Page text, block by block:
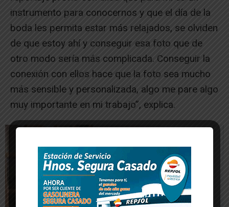
instrumento para conocernos y que el día de la
boda les permita estar más relajados, se olviden
de que estoy ahí y conseguir esa foto que de
otro modo sería más complicada. Conseguir la
conexión con ellos hace que la foto sea mucho
más sensible y personalizada, algo me pare algo
muy importante en mi trabajo”, explica.